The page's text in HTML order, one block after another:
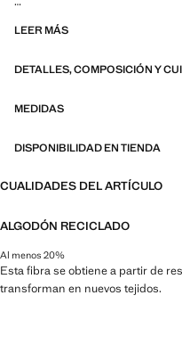
calidad añadiendo nuevas
más durables, versátiles y
LEER MÁS
DETALLES, COMPOSICIÓN Y
MEDIDAS
DISPONIBILIDAD EN TIENDA
CUALIDADES DEL ARTÍCULO
ALGODÓN RECICLADO
Al menos 20%
Esta fibra se obtiene a partir de
transforman en nuevos tejidos.